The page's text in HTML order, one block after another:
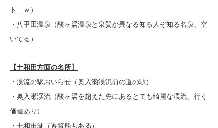
ト…ｗ）
・八甲田温泉（酸ヶ湯温泉と泉質が異なる知る人ぞ知る名泉、空
いてる）
【十和田方面の名所】
・渓流の駅おいらせ（奥入瀬渓流前の道の駅）
・奥入瀬渓流（酸ヶ湯を超えた先にあるとても綺麗な渓流、行く
価値あり）
・十和田湖（遊覧船もある）